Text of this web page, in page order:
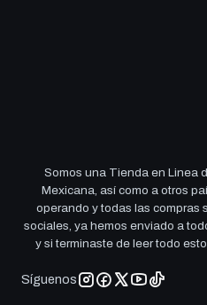
Somos una Tienda en Linea
Mexicana, así como a otros
operando y todas las compras
sociales, ya hemos enviado a
y si terminaste de leer todo
Síguenos